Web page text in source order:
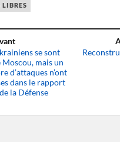
LIBRES
se sont
mais un
d’attaques n’ont
dans le rapport
la Défense